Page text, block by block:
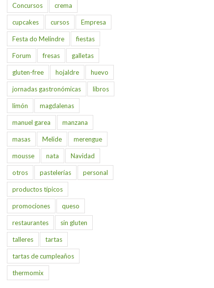
Concursos crema
cupcakes cursos Empresa
Festa do Melindre fiestas
Forum fresas galletas
gluten-free hojaldre huevo
jornadas gastronómicas libros
limón magdalenas
manuel garea manzana
masas Melide merengue
mousse nata Navidad
otros pastelerías personal
productos típicos
promociones queso
restaurantes sin gluten
talleres tartas
tartas de cumpleaños
thermomix